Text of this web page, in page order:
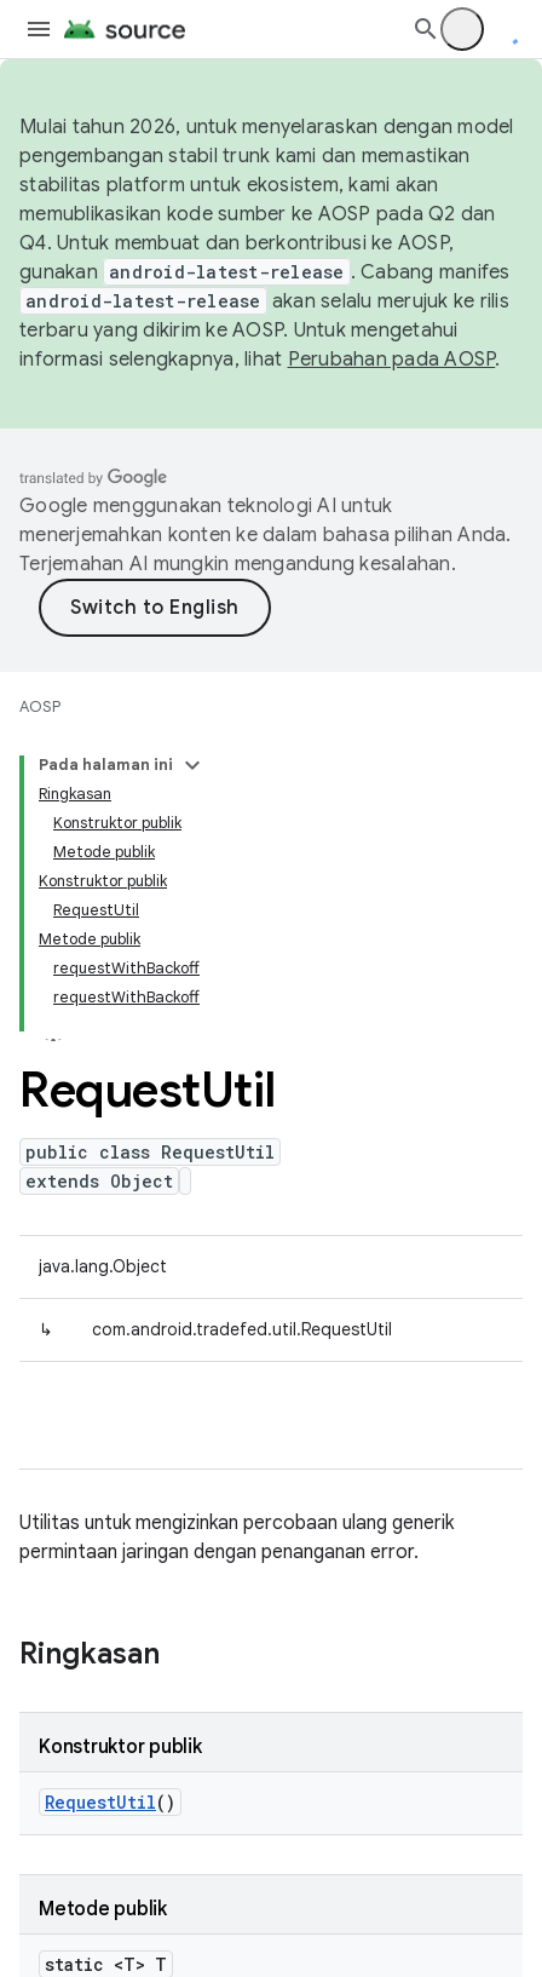
Mulai tahun 2026, untuk menyelaraskan dengan model
pengembangan stabil trunk kami dan memastikan
stabilitas platform untuk ekosistem, kami akan
memublikasikan kode sumber ke AOSP pada Q2 dan
Q4. Untuk membuat dan berkontribusi ke AOSP,
gunakan android-latest-release . Cabang manifes
android-latest-release akan selalu merujuk ke rilis
terbaru yang dikirim ke AOSP. Untuk mengetahui
informasi selengkapnya, lihat Perubahan pada AOSP.
Google menggunakan teknologi AI untuk
menerjemahkan konten ke dalam bahasa pilihan Anda.
Terjemahan AI mungkin mengandung kesalahan.
AOSP
Pada halaman ini
Ringkasan
Konstruktor publik
Metode publik
Konstruktor publik
RequestUtil
Metode publik
requestWithBackoff
requestWithBackoff
RequestUtil
public class RequestUtil
extends Object
java.lang.Object
↳ com.android.tradefed.util.RequestUtil
Utilitas untuk mengizinkan percobaan ulang generik
permintaan jaringan dengan penanganan error.
Ringkasan
Konstruktor publik
RequestUtil()
Metode publik
static <T> T